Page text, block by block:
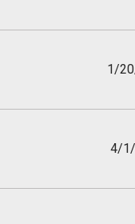
1/
4/